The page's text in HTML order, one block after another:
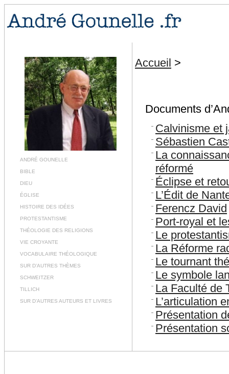
ANDRÉ GOUNELLE
BIBLE
DIEU
ÉGLISE
HISTOIRE DES IDÉES
PROTESTANTISME
THÉOLOGIE DES RELIGIONS
VIE CROYANTE
VOCABULAIRE THÉOLOGIQUE
SUR D’AUTRES THÈMES
SCHWEITZER
TILLICH
SUR D’AUTRES AUTEURS ET LIVRES
Accueil >
Documents
Calvinisme et
Sébastien
La
réformé
Éclipse et
L’Édit de
Ferencz David
Port-royal et
Le
La Réforme
Le tournant
Le symbole
La Faculté de
L’articulation
Présentation
Présentation